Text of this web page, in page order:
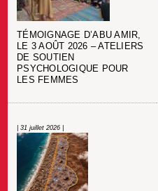
TÉMOIGNAGE D’ABU AMIR,
LE 3 AOÛT 2026 – ATELIERS
DE SOUTIEN
PSYCHOLOGIQUE POUR
LES FEMMES
| 31 juillet 2026 |